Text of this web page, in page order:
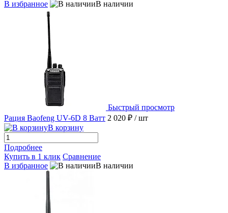
В избранное В наличии
Быстрый просмотр
Рация Baofeng UV-6D 8 Ватт 2 020 ₽ / шт
В корзину
Подробнее
Купить в 1 клик Сравнение
В избранное
В наличии